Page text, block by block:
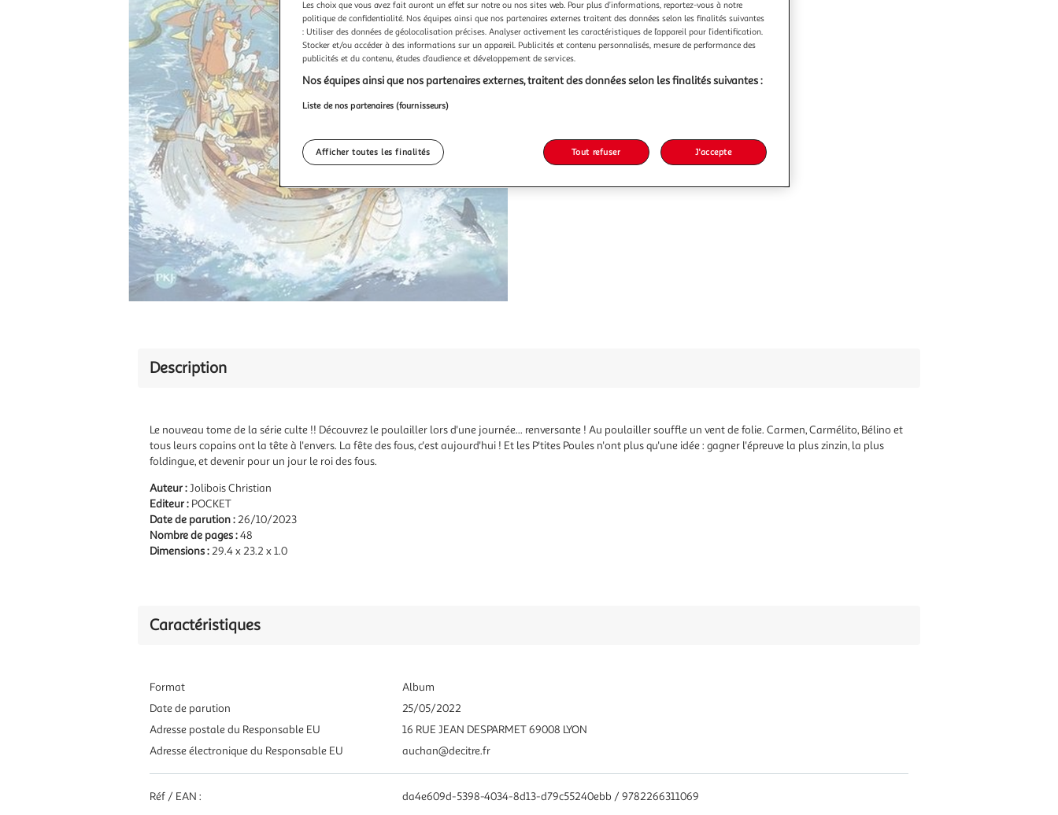
Description
Le nouveau tome de la série culte !! Découvrez le poulailler lors d'une journée... renversante ! Au poulailler souffle un vent de folie. Carmen, Carmélito, Bélino et
tous leurs copains ont la tête à l'envers. La fête des fous, c'est aujourd'hui ! Et les P'tites Poules n'ont plus qu'une idée : gagner l'épreuve la plus zinzin, la plus
foldingue, et devenir pour un jour le roi des fous.
Auteur :Jolibois Christian
Editeur : POCKET
Date de parution :26/10/2023
Nombre de pages :48
Dimensions :29.4 x 23.2 x 1.0
Caractéristiques
Format
Album
Date de parution
25/05/2022
Adresse postale du Responsable EU
16 RUE JEAN DESPARMET 69008 LYON
Adresse électronique du Responsable EU
auchan@decitre.fr
Réf / EAN : da4e609d-5398-4034-8d13-d79c55240ebb / 9782266311069
Les choix que vous avez fait auront un effet sur notre ou nos sites web. Pour plus d’informations, reportez-vous à notre
politique de confidentialité. Nos équipes ainsi que nos partenaires externes traitent des données selon les finalités suivantes
: Utiliser des données de géolocalisation précises. Analyser activement les caractéristiques de l’appareil pour l’identification.
Stocker et/ou accéder à des informations sur un appareil. Publicités et contenu personnalisés, mesure de performance des
publicités et du contenu, études d’audience et développement de services.
Nos équipes ainsi que nos partenaires externes, traitent des données selon les finalités suivantes :
Liste de nos partenaires (fournisseurs)
Afficher toutes les finalités Tout refuser J'accepte